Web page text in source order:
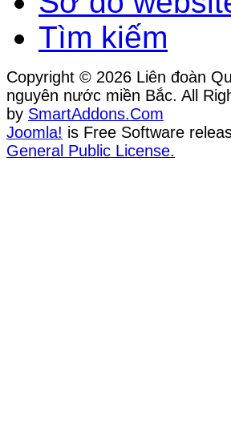
Tìm kiếm
Copyright © 2026 Liên đoàn
nguyên nước miền Bắc. All
by SmartAddons.Com
Joomla! is Free Software
General Public License.